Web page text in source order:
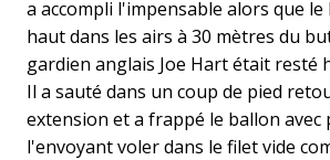
a accompli l'impensable alors que
haut dans les airs à 30 mètres du
gardien anglais Joe Hart était resté
Il a sauté dans un coup de pied
extension et a frappé le ballon avec
l'envoyant voler dans le filet vide